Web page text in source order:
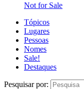
Not for Sale
Tópicos
Lugares
Pessoas
Nomes
Sale!
Destaques
Pesquisar por: